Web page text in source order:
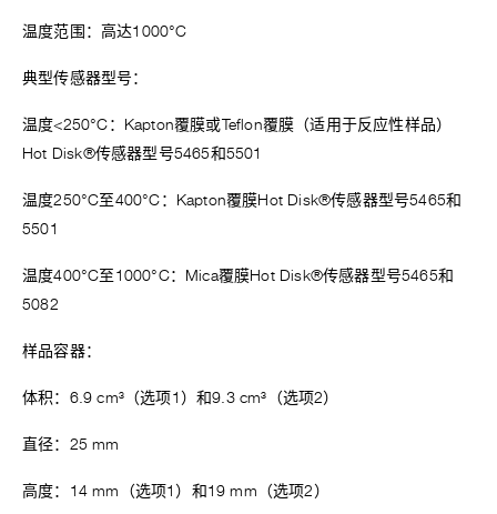
温度范围：高达1000°C
典型传感器型号：
温度<250°C：Kapton覆膜或Teflon覆膜（适用于反应性样品）
Hot Disk®传感器型号5465和5501
温度250°C至400°C：Kapton覆膜Hot Disk®传感器型号5465和
5501
温度400°C至1000°C：Mica覆膜Hot Disk®传感器型号5465和
5082
样品容器：
体积：6.9 cm³（选项1）和9.3 cm³（选项2）
直径：25 mm
高度：14 mm（选项1）和19 mm（选项2）